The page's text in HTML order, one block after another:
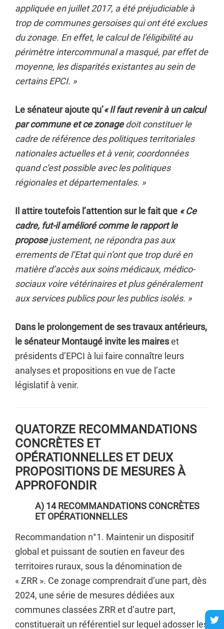
appliquée en juillet 2017, a été préjudiciable à
trop de communes gersoises qui ont été exclues
du zonage. En effet, le calcul de l’éligibilité au
périmètre intercommunal a masqué, par effet de
moyenne, les disparités existantes au sein de
certains EPCI. »
Le sénateur ajoute qu’« Il faut revenir à un calcul
par commune et ce zonagedoit constituer le
cadre de référence des politiques territoriales
nationales actuelles et à venir, coordonnées
quand c’est possible avec les politiques
régionales et départementales. »
Il attire toutefois l’attention sur le fait que « Ce
cadre, fut-il amélioré comme le rapport le
proposejustement, ne répondra pas aux
errements de l’Etat qui n’ont que trop duré en
matière d’accès aux soins médicaux, médico-
sociaux voire vétérinaires et plus généralement
aux services publics pour les publics isolés. »
Dans le prolongement de ses travaux antérieurs,
le sénateur Montaugé invite les maireset
présidents d’EPCI à lui faire connaître leurs
analyses et propositions en vue de l’acte
législatif à venir.
QUATORZE RECOMMANDATIONS
CONCRÈTES ET
OPÉRATIONNELLES ET DEUX
PROPOSITIONS DE MESURES À
APPROFONDIR
A) 14 RECOMMANDATIONS CONCRÈTES
ET OPÉRATIONNELLES
Recommandation n°1. Maintenir un dispositif
global et puissant de soutien en faveur des
territoires ruraux, sous la dénomination de
« ZRR ». Ce zonage comprendrait d’une part, dès
2024, une série de mesures dédiées aux
communes classées ZRR et d’autre part,
constituerait un référentiel sur lequel adosser les